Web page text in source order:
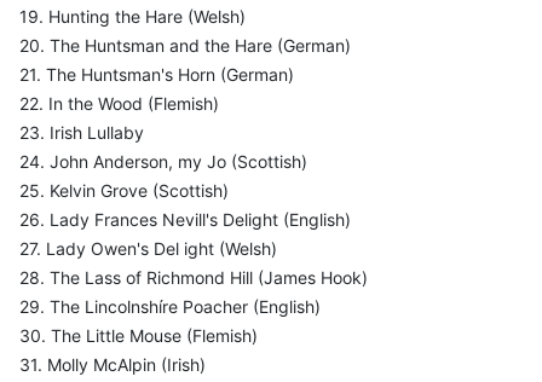
19. Hunting the Hare (Welsh)
20. The Huntsman and the Hare (German)
21. The Huntsman's Horn (German)
22. In the Wood (Flemish)
23. Irish Lullaby
24. John Anderson, my Jo (Scottish)
25. Kelvin Grove (Scottish)
26. Lady Frances Nevill's Delight (English)
27. Lady Owen's Del ight (Welsh)
28. The Lass of Richmond Hill (James Hook)
29. The Lincolnshíre Poacher (English)
30. The Little Mouse (Flemish)
31. Molly McAlpin (Irish)